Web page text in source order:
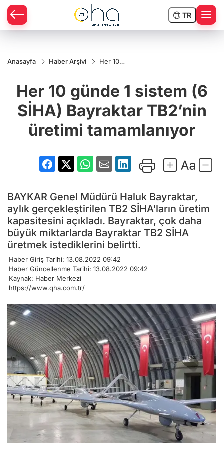
TR
Anasayfa Haber Arşivi
Her 10
SİHA)
Bayraktar
üretimi
tamamlanıyor
Her 10 günde 1 sistem (6
SİHA) Bayraktar TB2’nin
üretimi tamamlanıyor
BAYKAR Genel Müdürü Haluk Bayraktar,
aylık gerçekleştirilen TB2 SİHA'ların üretim
kapasitesini açıkladı. Bayraktar, çok daha
büyük miktarlarda Bayraktar TB2 SİHA
üretmek istediklerini belirtti.
Haber Giriş Tarihi: 13.08.2022 09:42
Haber Güncellenme Tarihi: 13.08.2022 09:42
Kaynak: Haber Merkezi
https://www.qha.com.tr/